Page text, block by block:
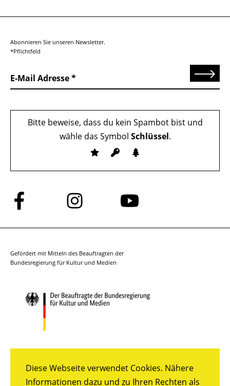
Diese Webseite verwendet Cookies. Nähere
Informationen dazu und zu Ihren Rechten als
Abonnieren Sie unseren Newsletter.
*Pflichtfeld
E-Mail Adresse Senden
Bitte beweise, dass du kein Spambot bist und
wähle das Symbol Schlüssel.
Folge
uns
auf
Folge
uns
auf
Folge
auf
Gefördert mit Mitteln des Beauftragten der
Bundesregierung für Kultur und Medien